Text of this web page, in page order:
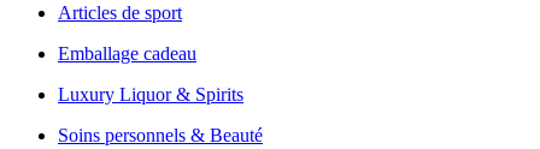
Articles de sport
Emballage cadeau
Luxury Liquor & Spirits
Soins personnels & Beauté